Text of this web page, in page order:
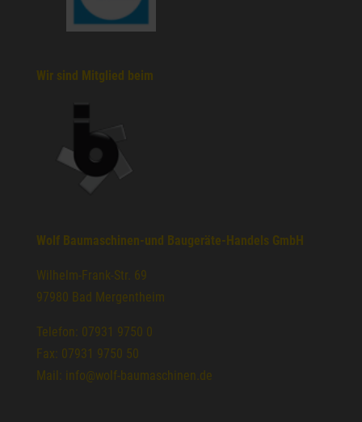
Wir sind Mitglied beim
Wolf Baumaschinen-und Baugeräte-Handels GmbH
Wilhelm-Frank-Str. 69
97980 Bad Mergentheim
Telefon: 07931 9750 0
Fax: 07931 9750 50
Mail: info@wolf-baumaschinen.de